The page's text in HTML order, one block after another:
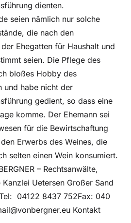
dienten.
seien nämlich nur solche
die nach den
Ehegatten für Haushalt und
seien. Die Pflege des
bloßes Hobby des
und habe nicht der
gedient, so dass eine
komme. Der Ehemann sei
für die Bewirtschaftung
Erwerbs des Weines, die
selten einen Wein konsumiert.
– Rechtsanwälte,
Uetersen Großer Sand
04122 8437 752Fax: 040
Kontakt